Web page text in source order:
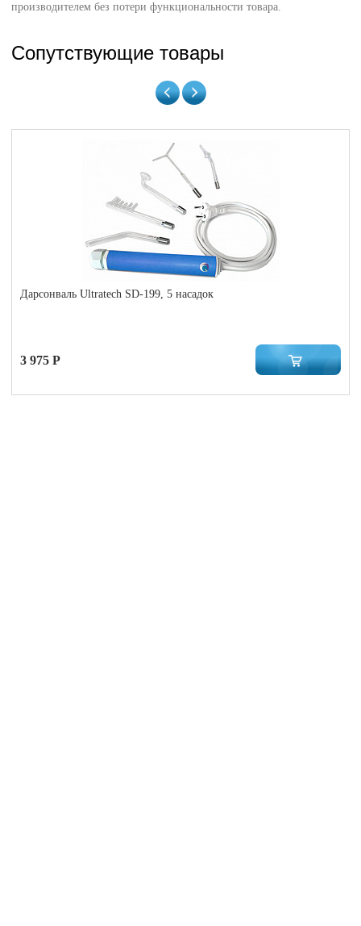
производителем без потери функциональности товара.
Сопутствующие товары
Дарсонваль Ultratech SD-199, 5 насадок
3 975 Р